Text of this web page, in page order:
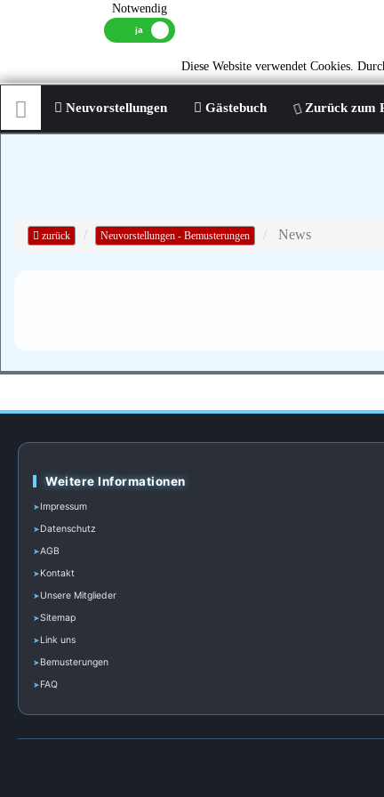
Notwendig
Diese Website verwendet Cookies.
Neuvorstellungen Gästebuch Zurück zum
zurück Neuvorstellungen - Bemusterungen News
Weitere Informationen
Impressum
Datenschutz
AGB
Kontakt
Unsere Mitglieder
Sitemap
Link uns
Bemusterungen
FAQ